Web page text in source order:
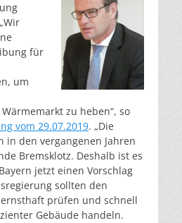
für
um
zu heben“, so
vom 29.07.2019. „Die
in den vergangenen Jahren
Bremsklotz. Deshalb ist es
jetzt einen Vorschlag
sollten den
prüfen und schnell
Gebäude handeln.